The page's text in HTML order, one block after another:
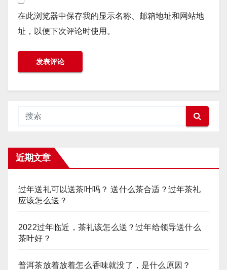
在此浏览器中保存我的显示名称、邮箱地址和网站地
址，以便下次评论时使用。
近期文章
过年送礼可以送茶叶吗？ 送什么茶合适？过年茶礼
应该怎么送？
2022过年临近，茶礼该怎么送？过年给领导送什么
茶叶好？
普洱茶放着放着怎么香味就没了，是什么原因？